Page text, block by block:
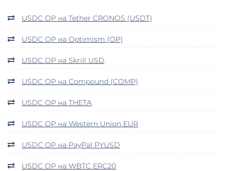
USDC OP на Tether CRONOS (USDT)
USDC OP на Optimism (OP)
USDC OP на Skrill USD
USDC OP на Compound (COMP)
USDC OP на THETA
USDC OP на Western Union EUR
USDC OP на PayPal PYUSD
USDC OP на WBTC ERC20